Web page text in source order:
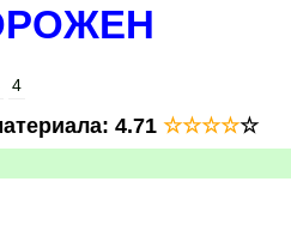
4
: 4.71 ☆☆☆☆☆